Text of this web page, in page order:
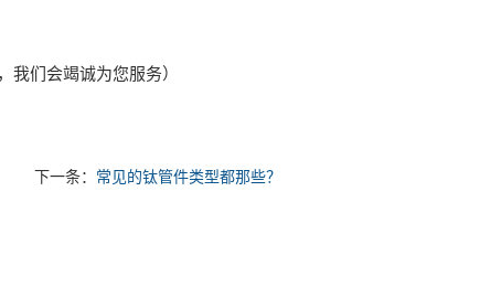
们会竭诚为您服务）
下一条： 常见的钛管件类型都那些？